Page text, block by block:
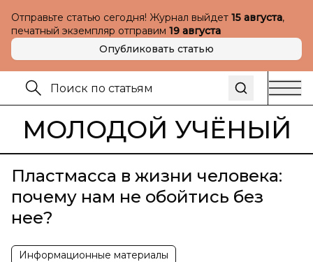
Отправьте статью сегодня! Журнал выйдет 15 августа,
печатный экземпляр отправим 19 августа
Опубликовать статью
МОЛОДОЙ УЧЁНЫЙ
Пластмасса в жизни человека:
почему нам не обойтись без
нее?
Информационные материалы